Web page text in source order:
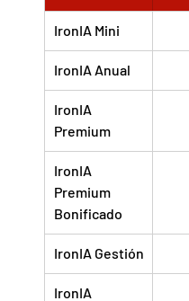
IronIA Mini
IronIA Anual
IronIA
Premium
IronIA
Premium
Bonificado
IronIA Gestión
IronIA